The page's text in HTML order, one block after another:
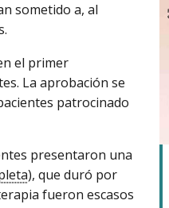
sometido a, al
el primer
La aprobación se
patrocinado
presentaron una
), que duró por
fueron escasos